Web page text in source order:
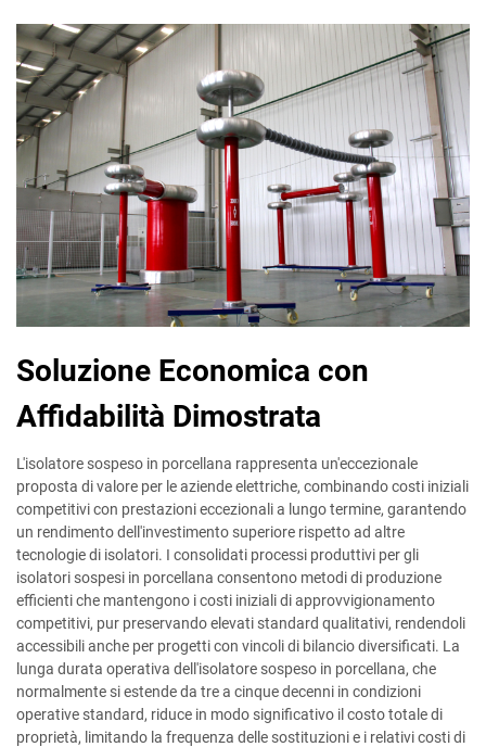
Soluzione Economica con
Affidabilità Dimostrata
L'isolatore sospeso in porcellana rappresenta un'eccezionale
proposta di valore per le aziende elettriche, combinando costi iniziali
competitivi con prestazioni eccezionali a lungo termine, garantendo
un rendimento dell'investimento superiore rispetto ad altre
tecnologie di isolatori. I consolidati processi produttivi per gli
isolatori sospesi in porcellana consentono metodi di produzione
efficienti che mantengono i costi iniziali di approvvigionamento
competitivi, pur preservando elevati standard qualitativi, rendendoli
accessibili anche per progetti con vincoli di bilancio diversificati. La
lunga durata operativa dell'isolatore sospeso in porcellana, che
normalmente si estende da tre a cinque decenni in condizioni
operative standard, riduce in modo significativo il costo totale di
proprietà, limitando la frequenza delle sostituzioni e i relativi costi di